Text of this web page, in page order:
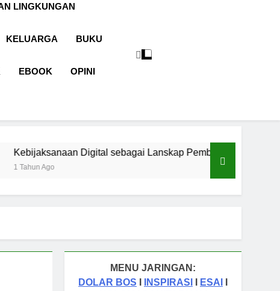
LINGKUNGAN
KELUARGA BUKU
EBOOK OPINI
Digital sebagai Lanskap Pembelajaran
MENU JARINGAN:
DOLAR BOS
INSPIRASI ESAI